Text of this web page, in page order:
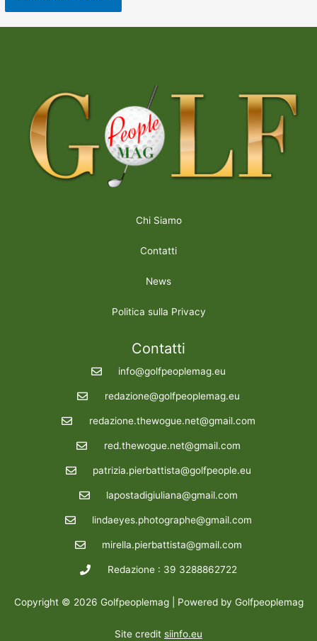
Chi Siamo
Contatti
News
Politica sulla Privacy
Contatti
info@golfpeoplemag.eu
redazione@golfpeoplemag.eu
redazione.thewogue.net@gmail.com
red.thewogue.net@gmail.com
patrizia.pierbattista@golfpeople.eu
lapostadigiuliana@gmail.com
lindaeyes.photographe@gmail.com
mirella.pierbattista@gmail.com
Redazione : 39 3288862722
Copyright © 2026 Golfpeoplemag | Powered by Golfpeoplemag
Site credit siinfo.eu